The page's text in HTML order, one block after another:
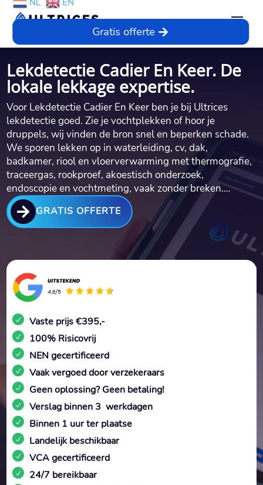
NL EN
Gratis offerte
Lekdetectie Cadier En Keer. De
lokale lekkage expertise.
Voor Lekdetectie Cadier En Keer ben je bij Ultrices
lekdetectie goed.​ Zie je vochtplekken of hoor je
druppels, wij vinden de bron snel en beperken schade.​
We sporen lekken op in waterleiding, cv, dak,
badkamer, riool en vloerverwarming met thermografie,
traceergas, rookproef, akoestisch onderzoek,
endoscopie en vochtmeting, vaak zonder breken.​…
 GRATIS OFFERTE
Vaste prijs €395,-
100% Risicovrij
NEN gecertificeerd
Vaak vergoed door verzekeraars
Geen oplossing? Geen betaling!
Verslag binnen 3 werkdagen
Binnen 1 uur ter plaatse
Landelijk beschikbaar
VCA gecertificeerd
24/7 bereikbaar